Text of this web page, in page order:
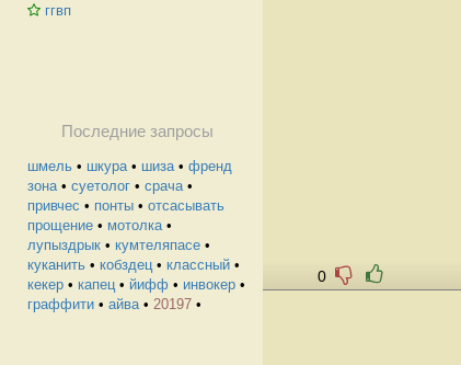
ггвп
Последние запросы
шмель • шкура• шиза• френд
зона• суетолог • срача•
привчес • понты • отсасывать
прощение • мотолка•
лупыздрык • кумтеляпасе •
куканить • кобздец • классный •
кекер • капец • йифф • инвокер •
граффити • айва• 20197 •
0